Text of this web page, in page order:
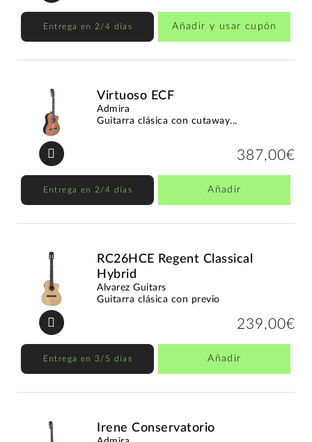
Entrega en 2/4 días Añadir y usar cupón
Virtuoso ECF
Admira
Guitarra clásica con cutaway...
387,00€
Entrega en 2/4 días Añadir
RC26HCE Regent Classical
Hybrid
Alvarez Guitars
Guitarra clásica con previo
239,00€
Entrega en 3/5 días Añadir
Irene Conservatorio